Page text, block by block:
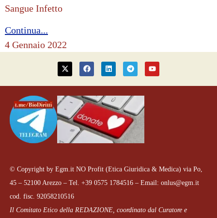
Sangue Infetto
Continua...
4 Gennaio 2022
© Copyright by Egm.it NO Profit (Etica Giuridica & Medica) via Po,
45 – 52100 Arezzo – Tel. +39 0575 1784516 – Email: onlus@egm.it
cod. fisc. 92058210516
Il Comitato Etico della REDAZIONE, coordinato dal Curatore e